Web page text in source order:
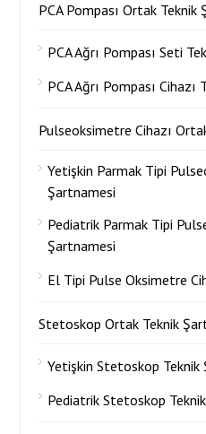
PCA Pompası Ortak Teknik
PCA Ağrı Pompası Seti
PCA Ağrı Pompası
Pulseoksimetre Cihazı
Yetişkin Parmak Tipi
Şartnamesi
Pediatrik Parmak Tipi
Şartnamesi
El Tipi Pulse Oksimetre
Stetoskop Ortak Teknik
Yetişkin Stetoskop Teknik
Pediatrik Stetoskop